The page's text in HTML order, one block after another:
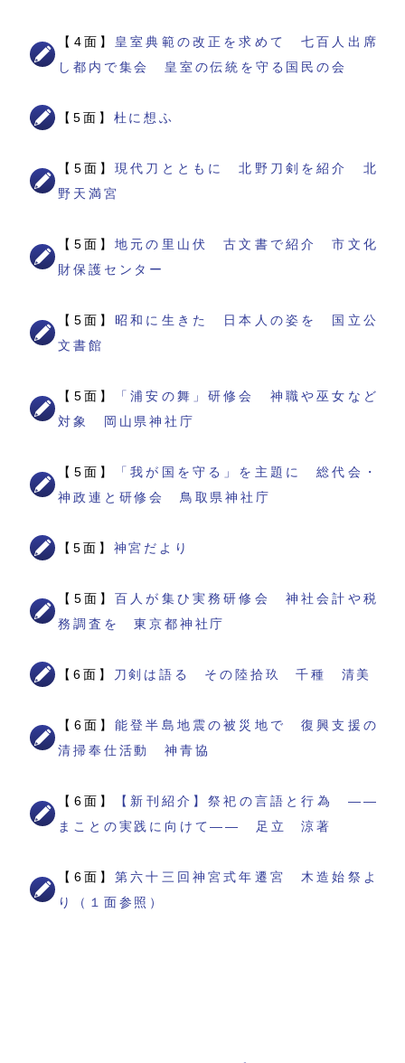
【4面】 皇室典範の改正を求めて 七百人出席
し都内で集会 皇室の伝統を守る国民の会
【5面】 杜に想ふ
【5面】現代刀とともに 北野刀剣を紹介 北
野天満宮
【5面】地元の里山伏 古文書で紹介 市文化
財保護センター
【5面】 昭和に生きた 日本人の姿を 国立公
文書館
【5面】
「浦安の舞」研修会 神職や巫女など
対象 岡山県神社庁
【5面】
「我が国を守る」を主題に 総代会・
神政連と研修会 鳥取県神社庁
【5面】 神宮だより
【5面】百人が集ひ実務研修会 神社会計や税
務調査を 東京都神社庁
【6面】 刀剣は語る その陸拾玖 千種 清美
【6面】能登半島地震の被災地で 復興支援の
清掃奉仕活動 神青協
【6面】
【新刊紹介】祭祀の言語と行為 ――
まことの実践に向けて―― 足立 涼著
【6面】第六十三回神宮式年遷宮 木造始祭よ
り（１面参照）